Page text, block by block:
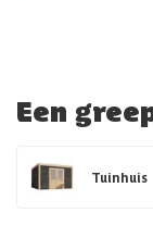
Een
Tuinhuis